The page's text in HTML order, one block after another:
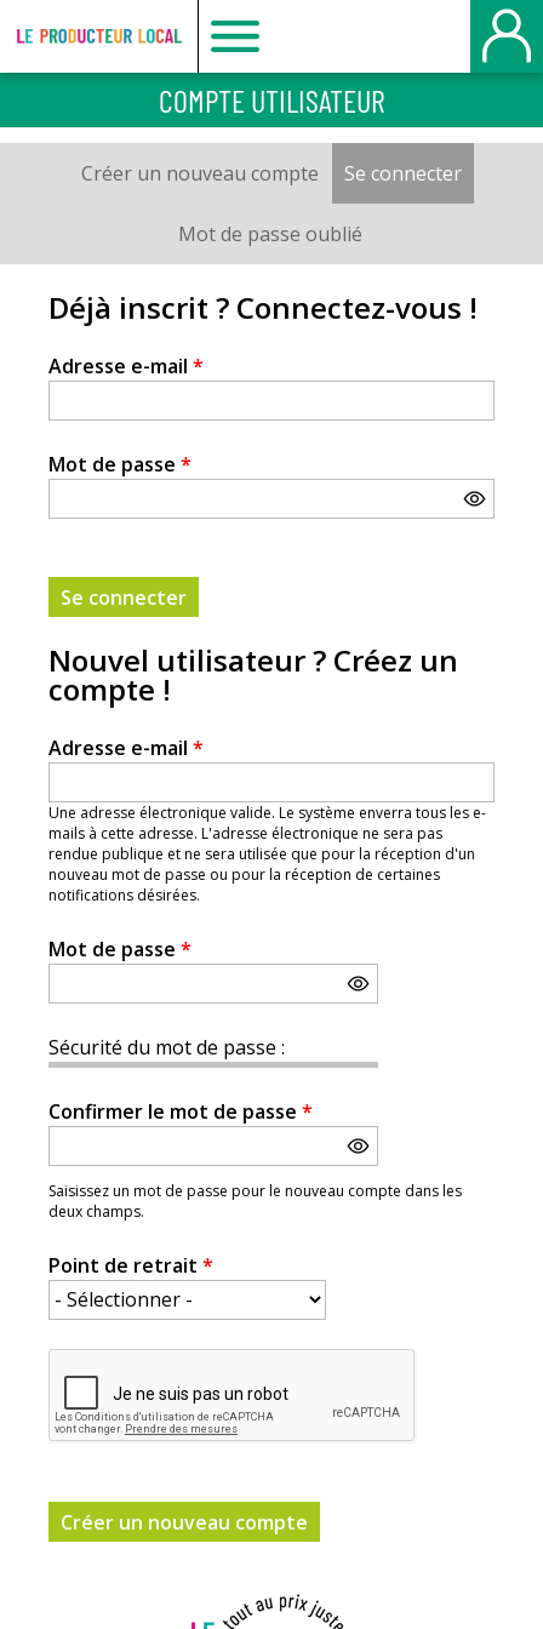
Le
producteur
local
Bois
COMPTE UTILISATEUR
OngletsCréer un nouveau compte Se connecter(onglet
Mot de passe oublié
Déjà inscrit ? Connectez-vous !
Adresse e-mail *
Mot de passe *
Nouvel utilisateur ? Créez un
compte !
Adresse e-mail *
Une adresse électronique valide. Le système enverra tous les e-
mails à cette adresse. L'adresse électronique ne sera pas
rendue publique et ne sera utilisée que pour la réception d'un
nouveau mot de passe ou pour la réception de certaines
notifications désirées.
Mot de passe *
Sécurité du mot de passe :
Confirmer le mot de passe *
Saisissez un mot de passe pour le nouveau compte dans les
deux champs.
Point de retrait *